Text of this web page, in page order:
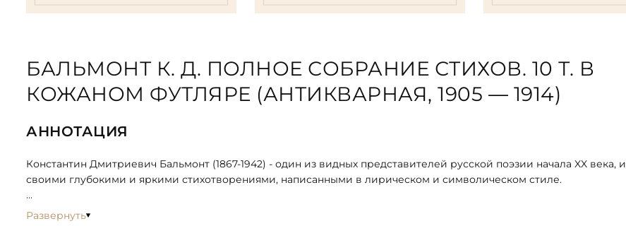
БАЛЬМОНТ К. Д. ПОЛНОЕ СОБРАНИЕ СТИХОВ. 10 Т. В
КОЖАНОМ ФУТЛЯРЕ (АНТИКВАРНАЯ, 1905 — 1914)
АННОТАЦИЯ
Константин Дмитриевич Бальмонт (1867-1942) - один из видных представителей русской поэзии начала XX века,
своими глубокими и яркими стихотворениями, написанными в лирическом и символическом стиле.
Его творчество отличается ярким образностью, экспрессивностью и эмоциональностью, а также использованием
Развернуть